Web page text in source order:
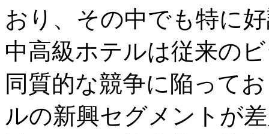
おり、その中でも特に
中高級ホテルは従来の
同質的な競争に陥って
ルの新興セグメントが